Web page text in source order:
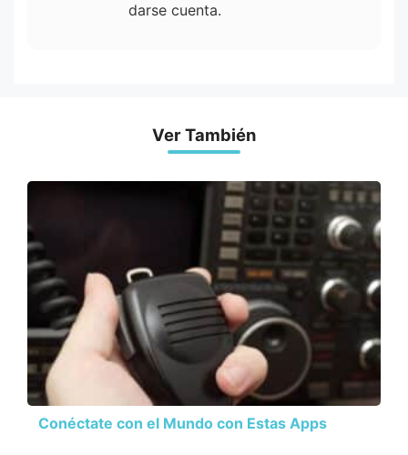
darse cuenta.
Ver También
Conéctate con el Mundo con Estas Apps